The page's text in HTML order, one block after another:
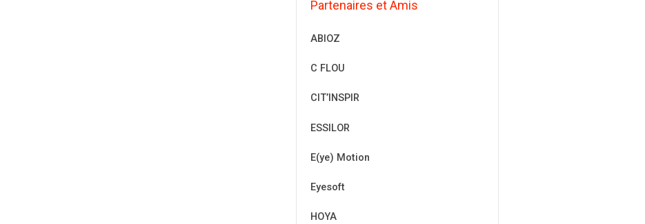
Partenaires et Amis
ABIOZ
C FLOU
CIT’INSPIR
ESSILOR
E(ye) Motion
Eyesoft
HOYA